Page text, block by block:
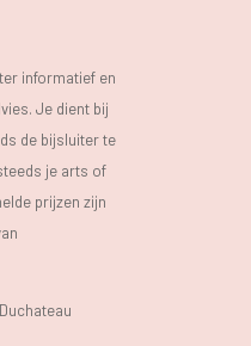
informatief en
Je dient bij
de bijsluiter te
je arts of
prijzen zijn